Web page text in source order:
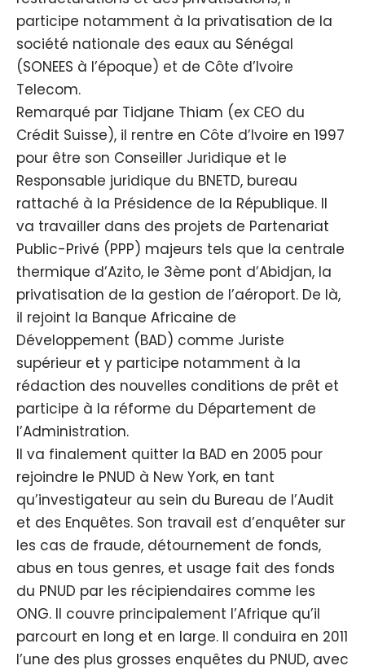
participe notamment à la privatisation de la
société nationale des eaux au Sénégal
(SONEES à l’époque) et de Côte d’Ivoire
Telecom.
Remarqué par Tidjane Thiam (ex CEO du
Crédit Suisse), il rentre en Côte d’Ivoire en 1997
pour être son Conseiller Juridique et le
Responsable juridique du BNETD, bureau
rattaché à la Présidence de la République. Il
va travailler dans des projets de Partenariat
Public-Privé (PPP) majeurs tels que la centrale
thermique d’Azito, le 3ème pont d’Abidjan, la
privatisation de la gestion de l’aéroport. De là,
il rejoint la Banque Africaine de
Développement (BAD) comme Juriste
supérieur et y participe notamment à la
rédaction des nouvelles conditions de prêt et
participe à la réforme du Département de
l’Administration.
Il va finalement quitter la BAD en 2005 pour
rejoindre le PNUD à New York, en tant
qu’investigateur au sein du Bureau de l’Audit
et des Enquêtes. Son travail est d’enquêter sur
les cas de fraude, détournement de fonds,
abus en tous genres, et usage fait des fonds
du PNUD par les récipiendaires comme les
ONG. Il couvre principalement l’Afrique qu’il
parcourt en long et en large. Il conduira en 2011
l’une des plus grosses enquêtes du PNUD, avec